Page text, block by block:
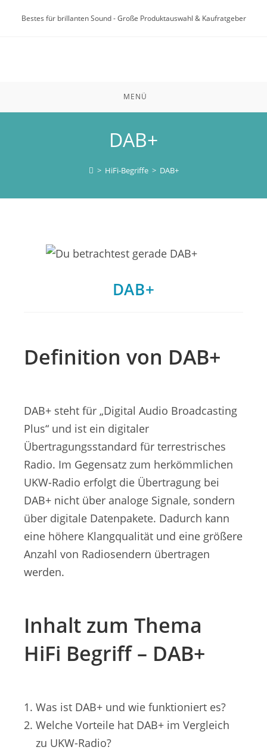
InhaltBestes für brillanten Sound - Große Produktauswahl & Kaufratgeber
MENÜ
DAB+
> HiFi-Begriffe > DAB+
DAB+
Definition von DAB+
DAB+ steht für „Digital Audio Broadcasting
Plus“ und ist ein digitaler
Übertragungsstandard für terrestrisches
Radio. Im Gegensatz zum herkömmlichen
UKW-Radio erfolgt die Übertragung bei
DAB+ nicht über analoge Signale, sondern
über digitale Datenpakete. Dadurch kann
eine höhere Klangqualität und eine größere
Anzahl von Radiosendern übertragen
werden.
Inhalt zum Thema
HiFi Begriff – DAB+
Was ist DAB+ und wie funktioniert es?
Welche Vorteile hat DAB+ im Vergleich
zu UKW-Radio?